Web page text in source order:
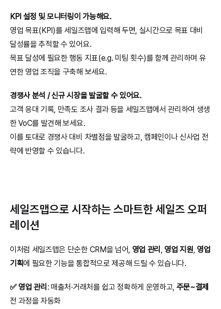
KPI 설정 및 모니터링이 가능해요.
영업 목표(KPI)를 세일즈맵에 입력해 두면, 실시간으로 목표 대비
달성률을 추적할 수 있어요.
목표 달성에 필요한 행동 지표(e.g. 미팅 횟수)를 함께 관리하며 유
연한 영업 조직을 구축해 보세요.
경쟁사 분석 / 신규 시장을 발굴할 수 있어요.
고객 응대 기록, 만족도 조사 결과 등을 세일즈맵에서 관리하여 생생
한 VoC를 발견해 보세요.
이를 토대로 경쟁사 대비 차별점을 발굴하고, 캠페인이나 신사업 전
략에 반영할 수 있습니다.
세일즈맵으로 시작하는 스마트한 세일즈 오퍼
레이션
이처럼 세일즈맵은 단순한 CRM을 넘어, 영업 관리 , 영업 지원, 영업
기획에 필요한 기능을 통합적으로 제공해 드릴 수 있습니다.
✅ 영업 관리 : 매출처·거래처를 쉽고 정확하게 운영하고, 주문~결제
전 과정을 자동화